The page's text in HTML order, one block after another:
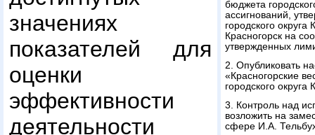
значениях
показателей для
оценки
эффективности
деятельности
бюджета
ассигнований,
городского округа
Красногорск на
утвержденных
2. Опубликовать
«Красногорские
городского
3. Контроль над
возложить на
сфере И.А.